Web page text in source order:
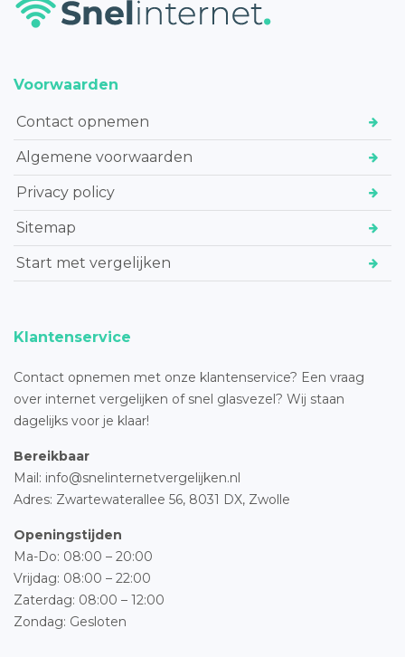
Voorwaarden
Contact opnemen
Algemene voorwaarden
Privacy policy
Sitemap
Start met vergelijken
Klantenservice
Contact opnemen met onze klantenservice? Een vraag
over internet vergelijken of snel glasvezel? Wij staan
dagelijks voor je klaar!
Bereikbaar
Mail: info@snelinternetvergelijken.nl
Adres: Zwartewaterallee 56, 8031 DX, Zwolle
Openingstijden
Ma-Do: 08:00 – 20:00
Vrijdag: 08:00 – 22:00
Zaterdag: 08:00 – 12:00
Zondag: Gesloten